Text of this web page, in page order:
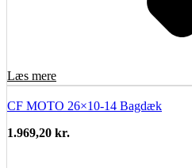
Læs mere
CF MOTO 26×10-14 Bagdæk
1.969,20 kr.